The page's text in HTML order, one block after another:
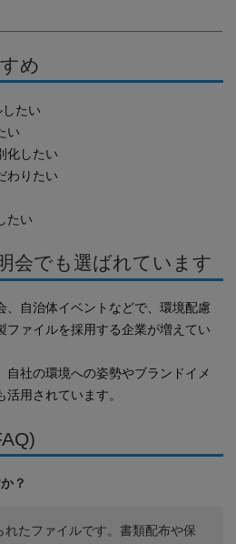
め
たい
い
化したい
わりたい
たい
会でも選ばれています
、自治体イベントなどで、環境配慮
ファイルを採用する企業が増えてい
自社の環境への姿勢やブランドイメ
用されています。
？
たファイルです。書類配布や保